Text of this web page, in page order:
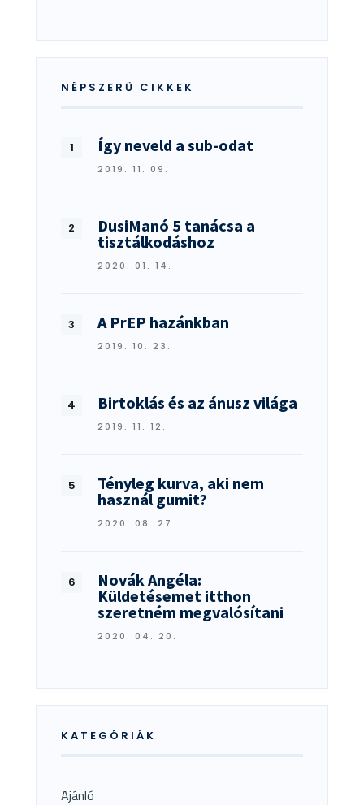
NÉPSZERŰ CIKKEK
Így neveld a sub-odat
2019. 11. 09.
DusiManó 5 tanácsa a
tisztálkodáshoz
2020. 01. 14.
A PrEP hazánkban
2019. 10. 23.
Birtoklás és az ánusz világa
2019. 11. 12.
Tényleg kurva, aki nem
használ gumit?
2020. 08. 27.
Novák Angéla:
Küldetésemet itthon
szeretném megvalósítani
2020. 04. 20.
KATEGÓRIÁK
Ajánló